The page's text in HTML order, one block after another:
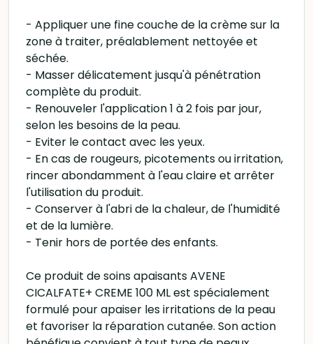
- Appliquer une fine couche de la crème sur la
zone à traiter, préalablement nettoyée et
séchée.
- Masser délicatement jusqu'à pénétration
complète du produit.
- Renouveler l'application 1 à 2 fois par jour,
selon les besoins de la peau.
- Eviter le contact avec les yeux.
- En cas de rougeurs, picotements ou irritation,
rincer abondamment à l'eau claire et arrêter
l'utilisation du produit.
- Conserver à l'abri de la chaleur, de l'humidité
et de la lumière.
- Tenir hors de portée des enfants.
Ce produit de soins apaisants AVENE
CICALFATE+ CREME 100 ML est spécialement
formulé pour apaiser les irritations de la peau
et favoriser la réparation cutanée. Son action